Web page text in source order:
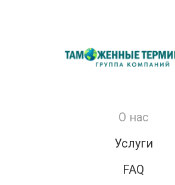
О нас
Услуги
FAQ